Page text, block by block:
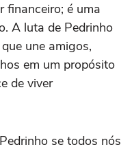
financeiro; é uma
A luta de Pedrinho
une amigos,
em um propósito
de viver
se todos nós